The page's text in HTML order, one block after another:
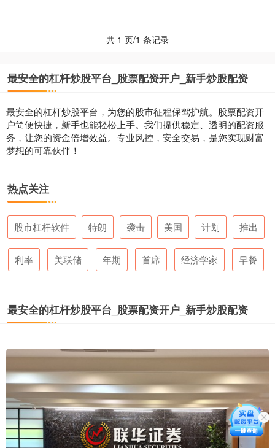
共 1 页/1 条记录
最安全的杠杆炒股平台_股票配资开户_新手炒股配资
最安全的杠杆炒股平台，为您的股市征程保驾护航。股票配资开
户简便快捷，新手也能轻松上手。我们提供稳定、透明的配资服
务，让您的资金倍增效益。专业风控，安全交易，是您实现财富
梦想的可靠伙伴！
热点关注
股市杠杆软件 特朗 袭击 美国 计划 推出
利率 美联储 年期 首席 经济学家 早餐
最安全的杠杆炒股平台_股票配资开户_新手炒股配资